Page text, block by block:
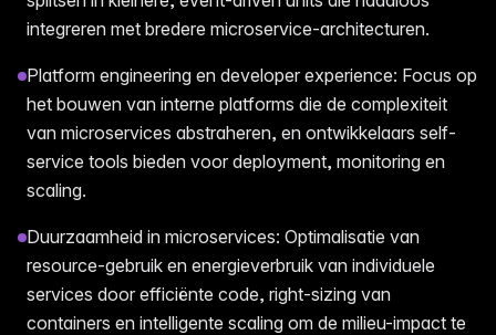
integreren met bredere microservice-architecturen.
Platform engineering en developer experience: Focus op
het bouwen van interne platforms die de complexiteit
van microservices abstraheren, en ontwikkelaars self-
service tools bieden voor deployment, monitoring en
scaling.
Duurzaamheid in microservices: Optimalisatie van
resource-gebruik en energieverbruik van individuele
services door efficiënte code, right-sizing van
containers en intelligente scaling om de milieu-impact te